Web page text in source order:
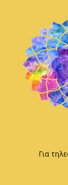
Για